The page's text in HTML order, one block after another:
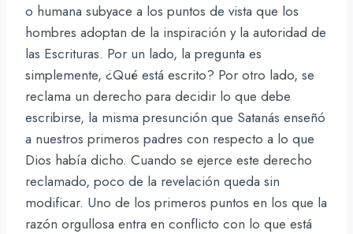
o humana subyace a los puntos de vista que los
hombres adoptan de la inspiración y la autoridad de
las Escrituras. Por un lado, la pregunta es
simplemente, ¿Qué está escrito? Por otro lado, se
reclama un derecho para decidir lo que debe
escribirse, la misma presunción que Satanás enseñó
a nuestros primeros padres con respecto a lo que
Dios había dicho. Cuando se ejerce este derecho
reclamado, poco de la revelación queda sin
modificar. Uno de los primeros puntos en los que la
razón orgullosa entra en conflicto con lo que está